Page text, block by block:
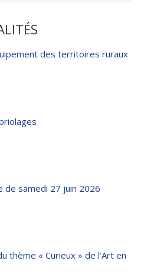
des territoires ruraux
de samedi 27 juin 2026
thème « Curieux » de l’Art en